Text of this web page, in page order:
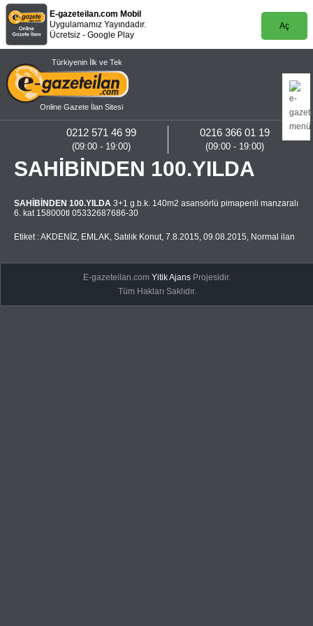
E-gazeteilan.com Mobil
Uygulamamız Yayındadır.
Ücretsiz - Google Play
Aç
Türkiyenin İlk ve Tek
Online Gazete İlan Sitesi
0216 366 01 19
(09:00 - 19:00)
0212 571 46 99
(09:00 - 19:00)
SAHİBİNDEN 100.YILDA
SAHİBİNDEN 100.YILDA 3+1 g.b.k. 140m2 asansörlü pimapenli manzaralı
6. kat 158000tl 05332687686-30
Etiket :AKDENİZ, EMLAK, Satılık Konut, 7.8.2015, 09.08.2015, Normal ilan
E-gazeteilan.comYitik Ajans Projesidir.
Tüm Hakları Saklıdır.